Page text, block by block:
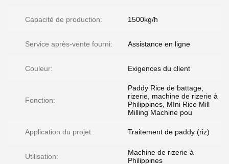
Capacité de production: 1500kg/h
Service après-vente fourni: Assistance en ligne
Couleur: Exigences du client
Fonction:
Paddy Rice de battage,
rizerie, machine de rizerie à
Philippines, MIni Rice Mill
Milling Machine pou
Application du projet: Traitement de paddy (riz)
Utilisation:
Machine de rizerie à
Philippines